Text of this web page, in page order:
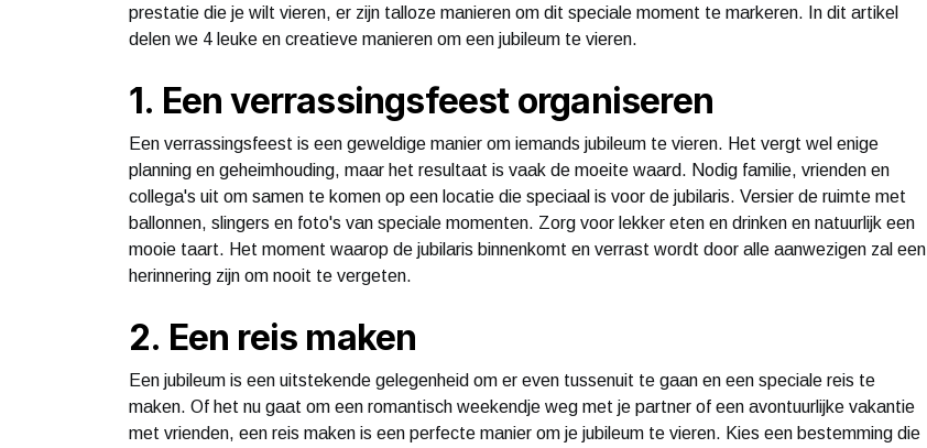
prestatie die je wilt vieren, er zijn talloze manieren om dit speciale moment te markeren. In dit artikel
delen we 4 leuke en creatieve manieren om een jubileum te vieren.
1. Een verrassingsfeest organiseren
Een verrassingsfeest is een geweldige manier om iemands jubileum te vieren. Het vergt wel enige
planning en geheimhouding, maar het resultaat is vaak de moeite waard. Nodig familie, vrienden en
collega's uit om samen te komen op een locatie die speciaal is voor de jubilaris. Versier de ruimte met
ballonnen, slingers en foto's van speciale momenten. Zorg voor lekker eten en drinken en natuurlijk een
mooie taart. Het moment waarop de jubilaris binnenkomt en verrast wordt door alle aanwezigen zal een
herinnering zijn om nooit te vergeten.
2. Een reis maken
Een jubileum is een uitstekende gelegenheid om er even tussenuit te gaan en een speciale reis te
maken. Of het nu gaat om een romantisch weekendje weg met je partner of een avontuurlijke vakantie
met vrienden, een reis maken is een perfecte manier om je jubileum te vieren. Kies een bestemming die